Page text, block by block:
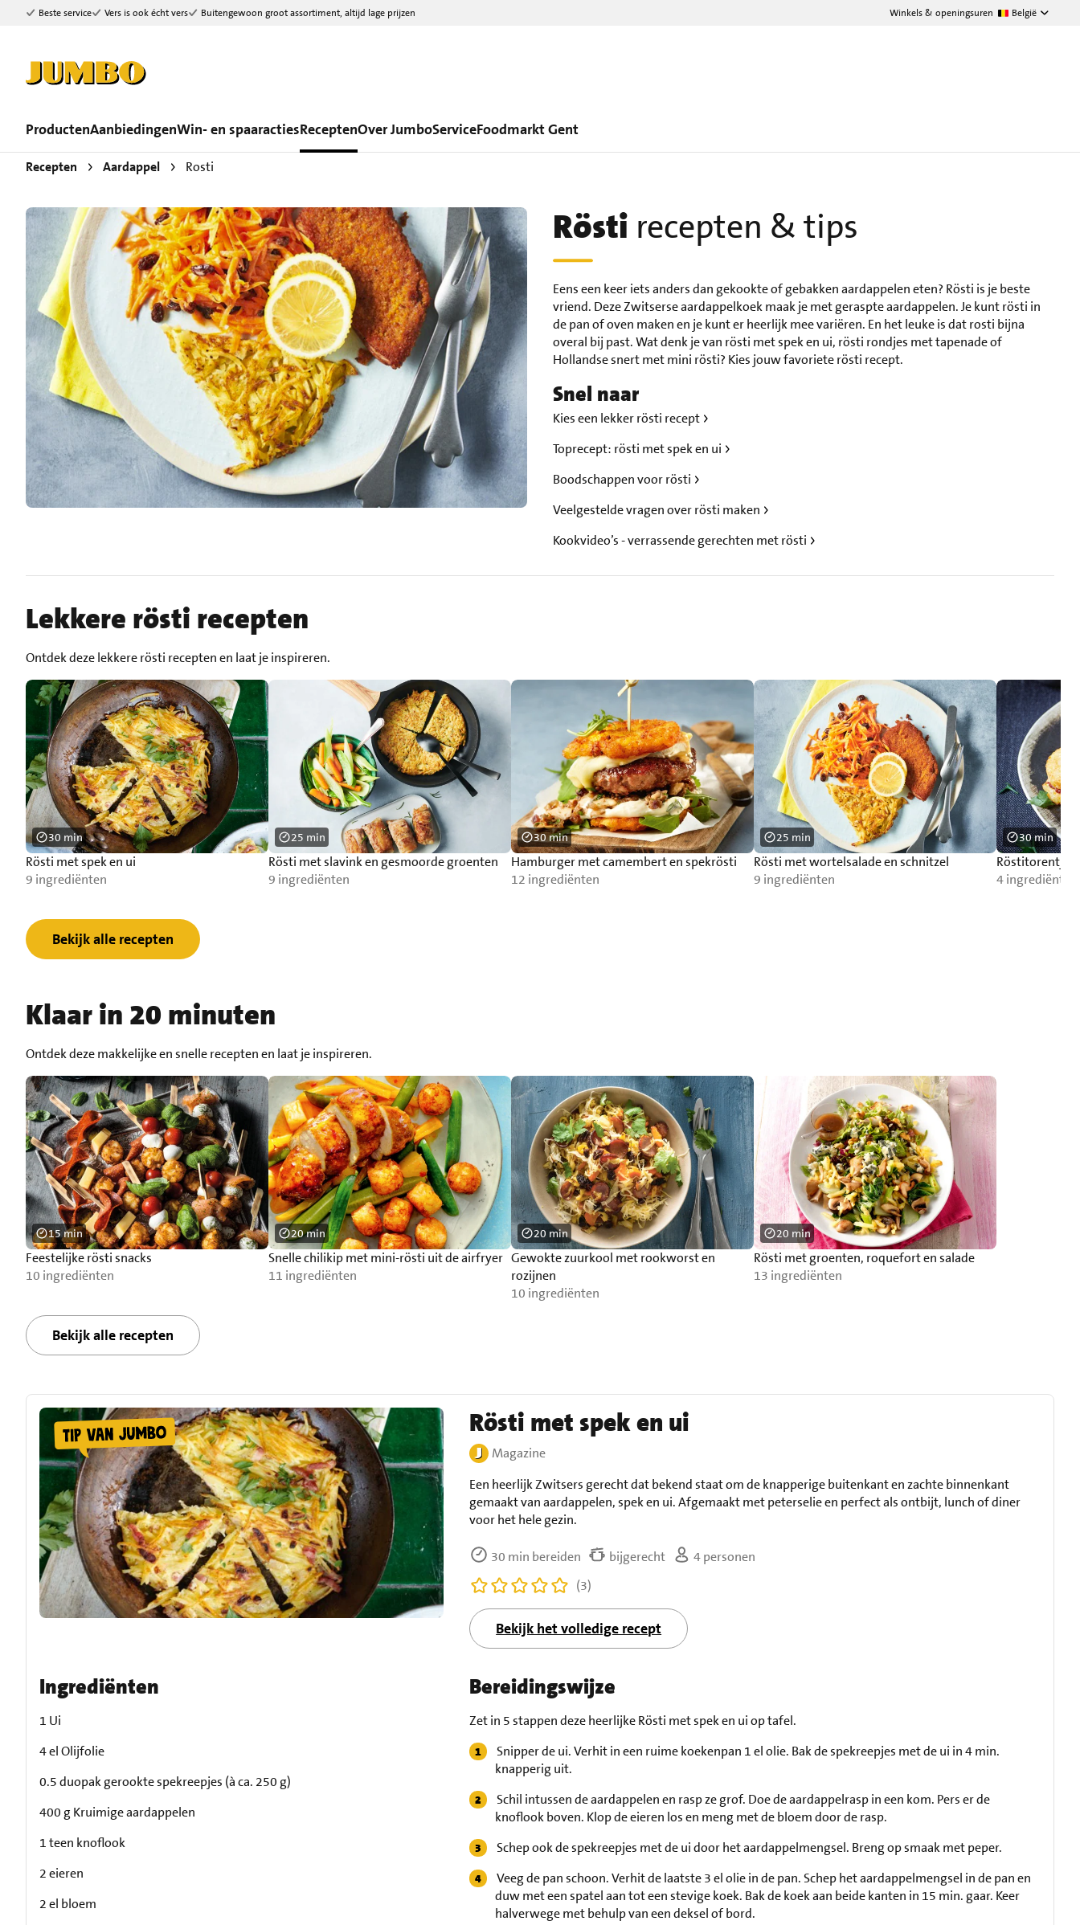
Ga naar zoeken
Ga naar hoofdinhoud
Beste service Vers is ook écht vers Buitengewoon groot assortiment, altijd lage prijzen Winkels & openingsuren België
ProductenAanbiedingenWin- en spaaractiesReceptenOver JumboServiceFoodmarkt Gent
Recepten Aardappel Rosti
Rösti recepten & tips
Eens een keer iets anders dan gekookte of gebakken aardappelen eten? Rösti is je beste
vriend. Deze Zwitserse aardappelkoek maak je met geraspte aardappelen. Je kunt rösti in
de pan of oven maken en je kunt er heerlijk mee variëren. En het leuke is dat rosti bijna
overal bij past. Wat denk je van rösti met spek en ui, rösti rondjes met tapenade of
Hollandse snert met mini rösti? Kies jouw favoriete rösti recept.
Snel naar
Kies een lekker rösti recept
Toprecept: rösti met spek en ui
Boodschappen voor rösti
Veelgestelde vragen over rösti maken
Kookvideo’s - verrassende gerechten met rösti
Lekkere rösti recepten
Ontdek deze lekkere rösti recepten en laat je inspireren.
Rösti met spek en ui
9 ingrediënten
30 min
Rösti met slavink en gesmoorde groenten
9 ingrediënten
25 min
Hamburger met camembert en spekrösti
12 ingrediënten
30 min
Rösti met wortelsalade en schnitzel
9 ingrediënten
25 min
Röstitorentjes
4 ingrediënten
30 min
Bekijk alle recepten
Klaar in 20 minuten
Ontdek deze makkelijke en snelle recepten en laat je inspireren.
Feestelijke rösti snacks
10 ingrediënten
15 min
Snelle chilikip met mini-rösti uit de airfryer
11 ingrediënten
20 min
Gewokte zuurkool met rookworst en
rozijnen
10 ingrediënten
20 min
Rösti met groenten, roquefort en salade
13 ingrediënten
20 min
Bekijk alle recepten
Rösti met spek en ui
Magazine
Een heerlijk Zwitsers gerecht dat bekend staat om de knapperige buitenkant en zachte binnenkant
gemaakt van aardappelen, spek en ui. Afgemaakt met peterselie en perfect als ontbijt, lunch of diner
voor het hele gezin.
30 min bereiden bijgerecht
4 personen
(3)
Bekijk het volledige recept
Ingrediënten
1 Ui
4 el Olijfolie
0.5 duopak gerookte spekreepjes (à ca. 250 g)
400 g Kruimige aardappelen
1 teen knoflook
2 eieren
2 el bloem
Bereidingswijze
Zet in 5 stappen deze heerlijke Rösti met spek en ui op tafel.
Snipper de ui. Verhit in een ruime koekenpan 1 el olie. Bak de spekreepjes met de ui in 4 min.
knapperig uit.
Schil intussen de aardappelen en rasp ze grof. Doe de aardappelrasp in een kom. Pers er de
knoflook boven. Klop de eieren los en meng met de bloem door de rasp.
Schep ook de spekreepjes met de ui door het aardappelmengsel. Breng op smaak met peper.
Veeg de pan schoon. Verhit de laatste 3 el olie in de pan. Schep het aardappelmengsel in de pan en
duw met een spatel aan tot een stevige koek. Bak de koek aan beide kanten in 15 min. gaar. Keer
halverwege met behulp van een deksel of bord.